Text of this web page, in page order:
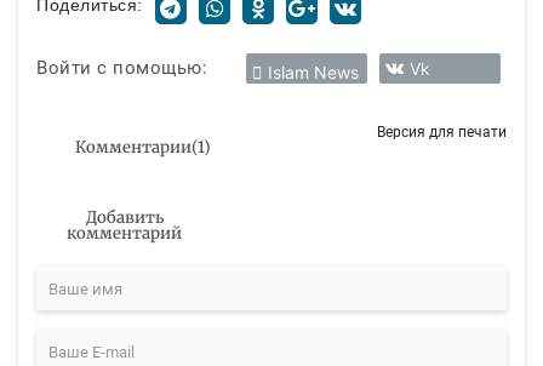
Поделиться:
Войти с помощью: Islam News Vk
Комментарии(1)
Версия для печати
Добавить
комментарий